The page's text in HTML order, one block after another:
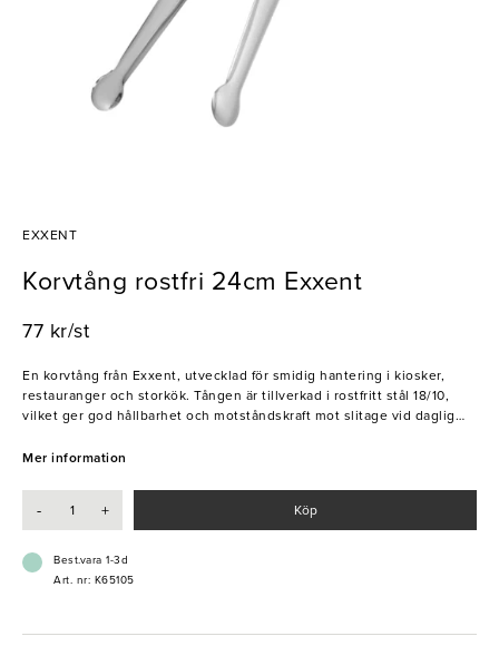
EXXENT
Korvtång rostfri 24cm Exxent
77 kr/st
En korvtång från Exxent, utvecklad för smidig hantering i kiosker,
restauranger och storkök. Tången är tillverkad i rostfritt stål 18/10,
vilket ger god hållbarhet och motståndskraft mot slitage vid daglig
Mer information
- + Köp
Best.vara 1-3d
Art. nr: K65105